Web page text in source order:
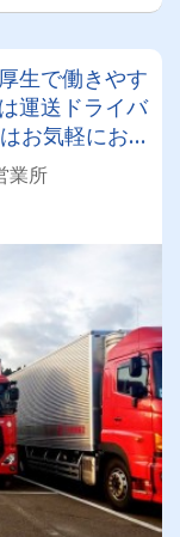
生で働きやす
運送ドライバ
お気軽にお問
業所